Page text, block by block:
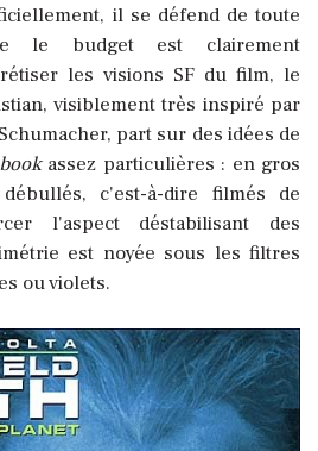
il se défend de toute
le budget est clairement
les visions SF du film, le
visiblement très inspiré par
part sur des idées de
assez particulières : en gros
c'est-à-dire filmés de
l'aspect déstabilisant des
est noyée sous les filtres
ou violets.